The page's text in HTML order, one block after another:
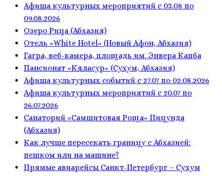
Афиша культурных мероприятий с 03.08 по
09.08.2026
Озеро Рица (Абхазия)
Отель «White Hotel» (Новый Афон, Абхазия)
Гагра, веб-камера, площадь им. Энвера Капба
Пансионат «Кяласур» (Сухум, Абхазия)
Афиша культурных событий с 27.07 по 02.08.2026
Афиша культурных мероприятий с 20.07 по
26.07.2026
Санаторий «Самшитовая Роща» Пицунда
(Абхазия)
Как лучше пересекать границу с Абхазией:
пешком или на машине?
Прямые авиарейсы Санкт-Петербург – Сухум